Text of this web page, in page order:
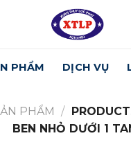
PHẨM DỊCH VỤ
PHẨM /
BEN NHỎ DƯỚI 1